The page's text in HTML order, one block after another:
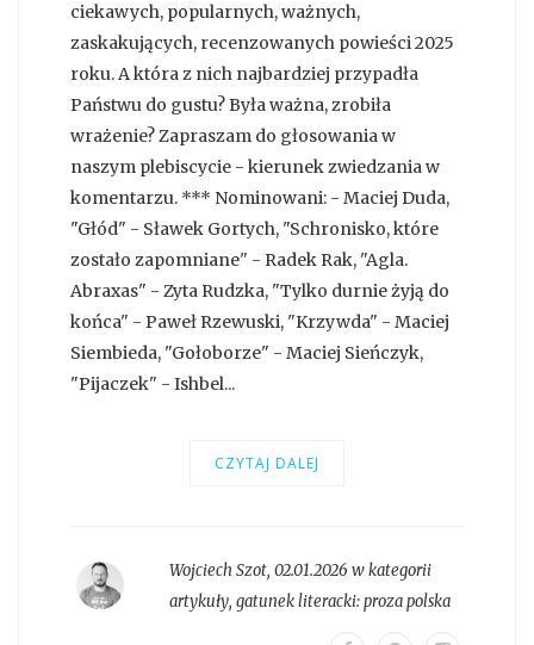
ciekawych, popularnych, ważnych,
zaskakujących, recenzowanych powieści 2025
roku. A która z nich najbardziej przypadła
Państwu do gustu? Była ważna, zrobiła
wrażenie? Zapraszam do głosowania w
naszym plebiscycie - kierunek zwiedzania w
komentarzu. *** Nominowani: - Maciej Duda,
"Głód" - Sławek Gortych, "Schronisko, które
zostało zapomniane" - Radek Rak, "Agla.
Abraxas" - Zyta Rudzka, "Tylko durnie żyją do
końca" - Paweł Rzewuski, "Krzywda" - Maciej
Siembieda, "Gołoborze" - Maciej Sieńczyk,
"Pijaczek" - Ishbel...
CZYTAJ DALEJ
Wojciech Szot, 02.01.2026 w kategorii
artykuły, gatunek literacki:proza polska